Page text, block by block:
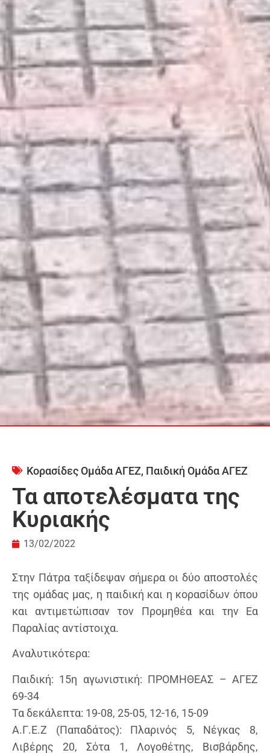
Κορασίδες Ομάδα ΑΓΕΖ, Παιδική Ομάδα ΑΓΕΖ
Τα αποτελέσματα της
Κυριακής
13/02/2022
Στην Πάτρα ταξίδεψαν σήμερα οι δύο αποστολές
της ομάδας μας, η παιδική και η κορασίδων όπου
και αντιμετώπισαν τον Προμηθέα και την Εα
Παραλίας αντίστοιχα.
Αναλυτικότερα:
Παιδική: 15η αγωνιστική: ΠΡΟΜΗΘΕΑΣ – ΑΓΕΖ
69-34
Τα δεκάλεπτα: 19-08, 25-05, 12-16, 15-09
Α.Γ.Ε.Ζ (Παπαδάτος): Πλαρινός 5, Νέγκας 8,
Λιβέρης 20, Σότα 1, Λογοθέτης, Βισβάρδης,